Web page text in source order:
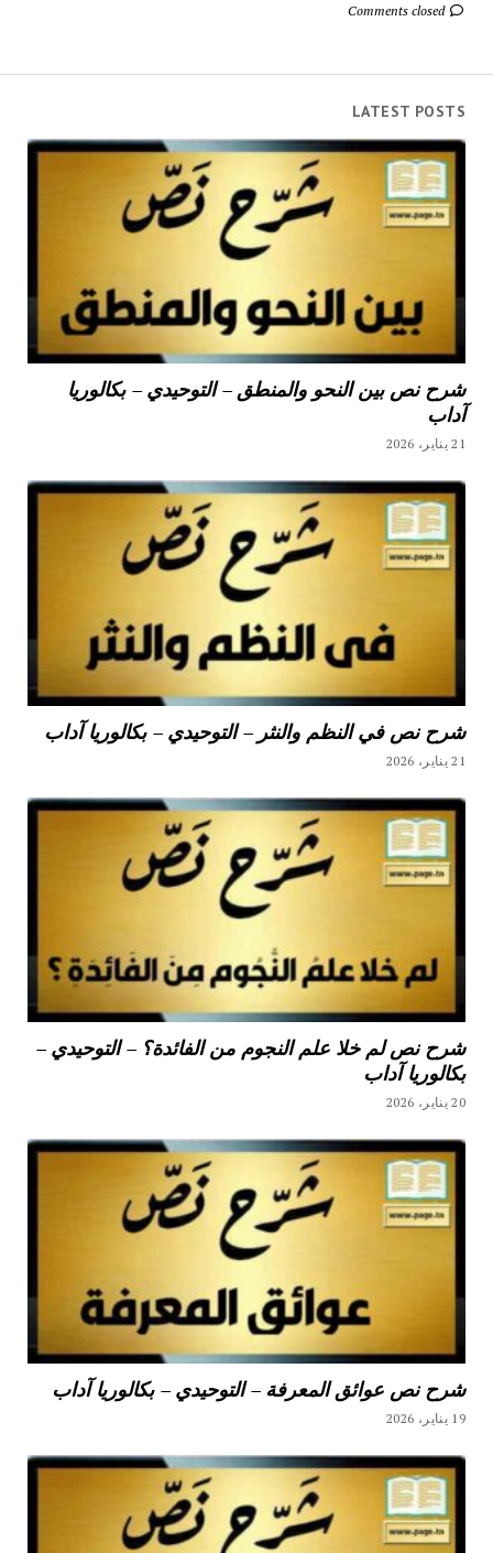
Comments closed
LATEST POSTS
شرح نص بين النحو والمنطق – التوحيدي – بكالوريا
آداب
21 يناير، 2026
شرح نص في النظم والنثر – التوحيدي – بكالوريا آداب
21 يناير، 2026
شرح نص لم خلا علم النجوم من الفائدة؟ – التوحيدي –
بكالوريا آداب
20 يناير، 2026
شرح نص عوائق المعرفة – التوحيدي – بكالوريا آداب
19 يناير، 2026